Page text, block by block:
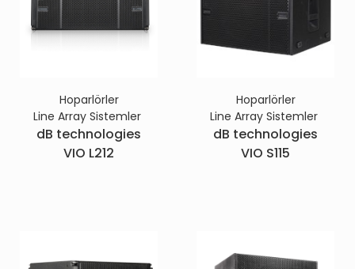
Hoparlörler
Line Array Sistemler
dB technologies
VIO L212
Hoparlörler
Line Array Sistemler
dB technologies
VIO S115